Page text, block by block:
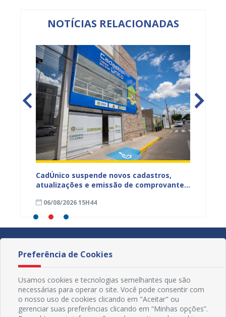
NOTÍCIAS RELACIONADAS
CadÚnico suspende novos cadastros,
atualizações e emissão de comprovantes
06/08/2026 15H44
Preferência de Cookies
Usamos cookies e tecnologias semelhantes que são
necessárias para operar o site. Você pode consentir com
o nosso uso de cookies clicando em "Aceitar" ou
gerenciar suas preferências clicando em “Minhas opções”.